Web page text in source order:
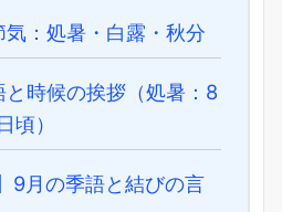
：処暑・白露・秋分
時候の挨拶（処暑：8
頃）
9月の季語と結びの言